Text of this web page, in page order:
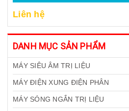
Liên hệ
DANH MỤC SẢN PHẨM
MÁY SIÊU ÂM TRỊ LIỆU
MÁY ĐIỆN XUNG ĐIỆN PHÂN
MÁY SÓNG NGẮN TRỊ LIỆU